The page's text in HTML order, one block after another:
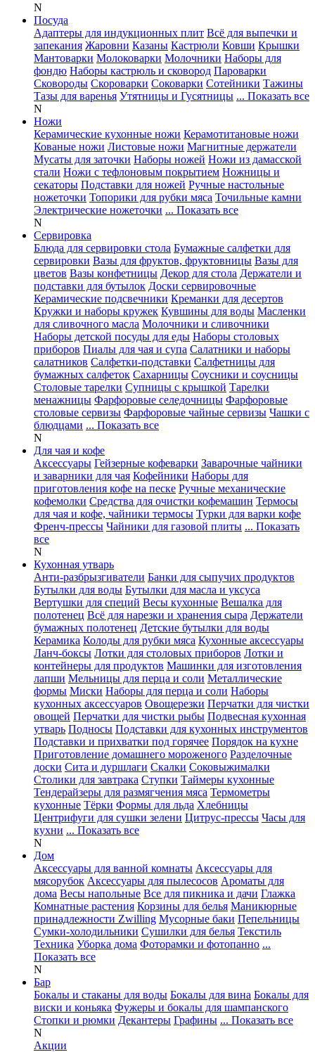
N
Посуда
Адаптеры для индукционных плит Всё для выпечки и
запекания Жаровни Казаны Кастрюли Ковши Крышки
Мантоварки Молоковарки Молочники Наборы для
фондю Наборы кастрюль и сковород Пароварки
Сковороды Скороварки Соковарки Сотейники Тажины
Тазы для варенья Утятницы и Гусятницы ... Показать все
N
Ножи
Керамические кухонные ножи Керамотитановые ножи
Кованые ножи Листовые ножи Магнитные держатели
Мусаты для заточки Наборы ножей Ножи из дамасской
стали Ножи с тефлоновым покрытием Ножницы и
секаторы Подставки для ножей Ручные настольные
ножеточки Топорики для рубки мяса Точильные камни
Электрические ножеточки ... Показать все
N
Сервировка
Блюда для сервировки стола Бумажные салфетки для
сервировки Вазы для фруктов, фруктовницы Вазы для
цветов Вазы конфетницы Декор для стола Держатели и
подставки для бутылок Доски сервировочные
Керамические подсвечники Креманки для десертов
Кружки и наборы кружек Кувшины для воды Масленки
для сливочного масла Молочники и сливочники
Наборы детской посуды для еды Наборы столовых
приборов Пиалы для чая и супа Салатники и наборы
салатников Салфетки-подставки Салфетницы для
бумажных салфеток Сахарницы Соусники и соусницы
Столовые тарелки Супницы с крышкой Тарелки
менажницы Фарфоровые селедочницы Фарфоровые
столовые сервизы Фарфоровые чайные сервизы Чашки с
блюдцами ... Показать все
N
Для чая и кофе
Аксессуары Гейзерные кофеварки Заварочные чайники
и заварники для чая Кофейники Наборы для
приготовления кофе на песке Ручные механические
кофемолки Средства для очистки кофемашин Термосы
для чая и кофе, чайники термосы Турки для варки кофе
Френч-прессы Чайники для газовой плиты ... Показать
все
N
Кухонная утварь
Анти-разбрызгиватели Банки для сыпучих продуктов
Бутылки для воды Бутылки для масла и уксуса
Вертушки для специй Весы кухонные Вешалка для
полотенец Всё для нарезки и хранения сыра Держатели
бумажных полотенец Детские бутылки для воды
Керамика Колоды для рубки мяса Кухонные аксессуары
Ланч-боксы Лотки для столовых приборов Лотки и
контейнеры для продуктов Машинки для изготовления
лапши Мельницы для перца и соли Металлические
формы Миски Наборы для перца и соли Наборы
кухонных аксессуаров Овощерезки Перчатки для чистки
овощей Перчатки для чистки рыбы Подвесная кухонная
утварь Подносы Подставки для кухонных инструментов
Подставки и прихватки под горячее Порядок на кухне
Приготовление домашнего мороженого Разделочные
доски Сита и дуршлаги Скалки Соковыжималки
Столики для завтрака Ступки Таймеры кухонные
Тендерайзеры для размягчения мяса Термометры
кухонные Тёрки Формы для льда Хлебницы
Центрифуги для сушки зелени Цитрус-прессы Часы для
кухни ... Показать все
N
Дом
Аксессуары для ванной комнаты Аксессуары для
мясорубок Аксессуары для пылесосов Ароматы для
дома Весы напольные Все для пикника и дачи Глажка
Комнатные растения Корзины для белья Маникюрные
принадлежности Zwilling Мусорные баки Пепельницы
Сумки-холодильники Сушилки для белья Текстиль
Техника Уборка дома Фоторамки и фотопанно ...
Показать все
N
Бар
Бокалы и стаканы для воды Бокалы для вина Бокалы для
виски и коньяка Фужеры и бокалы для шампанского
Стопки и рюмки Декантеры Графины ... Показать все
N
Акции